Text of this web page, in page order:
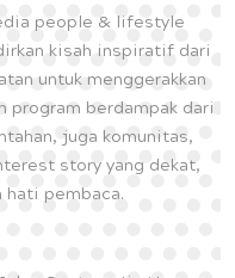
people & lifestyle
kisah inspiratif dari
untuk menggerakkan
program berdampak dari
juga komunitas,
story yang dekat,
hati pembaca.